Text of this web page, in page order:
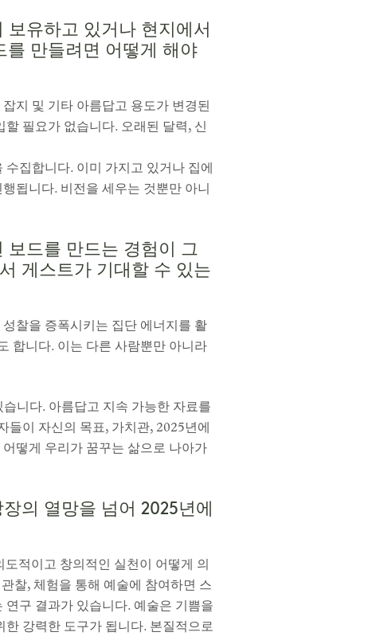
유하고 있거나 현지에서
를 만들려면 어떻게 해야
지 및 기타 아름답고 용도가 변경된
필요가 없습니다. 오래된 달력, 신
집합니다. 이미 가지고 있거나 집에
됩니다. 비전을 세우는 것뿐만 아니
보드를 만드는 경험이 그
게스트가 기대할 수 있는
찰을 증폭시키는 집단 에너지를 활
합니다. 이는 다른 사람뿐만 아니라
니다. 아름답고 지속 가능한 자료를
이 자신의 목표, 가치관, 2025년에
떻게 우리가 꿈꾸는 삶으로 나아가
의 열망을 넘어 2025년에
적이고 창의적인 실천이 어떻게 의
찰, 체험을 통해 예술에 참여하면 스
구 결과가 있습니다. 예술은 기쁨을
강력한 도구가 됩니다. 본질적으로